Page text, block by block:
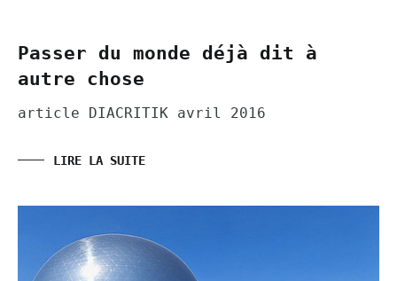
Passer du monde déjà dit à
autre chose
article DIACRITIK avril 2016
LIRE LA SUITE